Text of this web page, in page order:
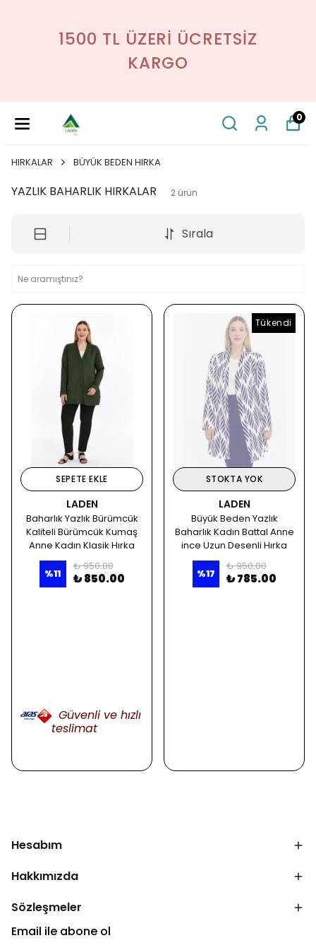
1500 TL ÜZERI ÜCRETSİZ
KARGO
0
HIRKALAR BÜYÜK BEDEN HIRKA
YAZLIK BAHARLIK HIRKALAR 2 ürün
Sırala
SEPETE EKLE
LADEN
Baharlık Yazlık Bürümcük
Kaliteli Bürümcük Kumaş
Anne Kadın Klasik Hırka
%11
₺ 950.00
₺ 850.00
Güvenli ve hızlı
teslimat
Tükendi
STOKTA YOK
LADEN
Büyük Beden Yazlık
Baharlık Kadın Battal Anne
ince Uzun Desenli Hırka
%17
₺ 950.00
₺ 785.00
Hesabım
Hakkımızda
Sözleşmeler
Email ile abone ol